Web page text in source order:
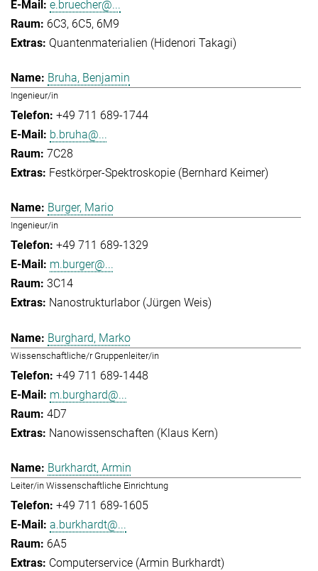
e.bruecher@...
6C3, 6C5, 6M9
Quantenmaterialien (Hidenori Takagi)
Bruha, Benjamin
Ingenieur/in
+49 711 689-1744
b.bruha@...
7C28
Festkörper-Spektroskopie (Bernhard Keimer)
Burger, Mario
Ingenieur/in
+49 711 689-1329
m.burger@...
3C14
Nanostrukturlabor (Jürgen Weis)
Burghard, Marko
Wissenschaftliche/r Gruppenleiter/in
+49 711 689-1448
m.burghard@...
4D7
Nanowissenschaften (Klaus Kern)
Burkhardt, Armin
Leiter/in Wissenschaftliche Einrichtung
+49 711 689-1605
a.burkhardt@...
6A5
Computerservice (Armin Burkhardt)